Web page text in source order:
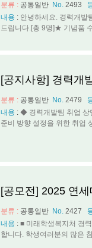
분류 : 공통일반 No. 2493
내용 : 안녕하세요. 경력개발
드립니다.[총 9명]★ 기념품
[공지사항] 경력개
분류 : 공통일반 No. 2479
내용 : ◆ 경력개발팀 취업 상
준비 방향 설정을 위한 취업
[공모전] 2025 연
분류 : 공통일반 No. 2427
내용 : ■ 미래학생복지처 경
합니다. 학생여러분의 많은